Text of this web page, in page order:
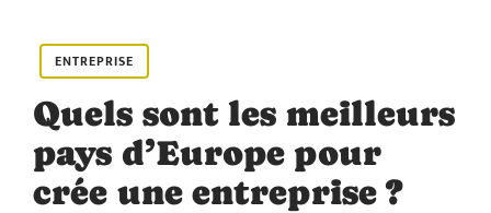
ENTREPRISE
Quels sont les meilleurs
pays d’Europe pour
crée une entreprise ?